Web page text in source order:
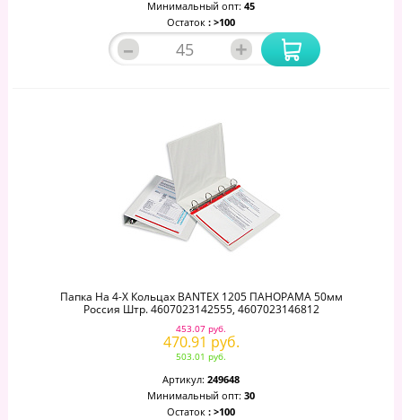
Минимальный опт: 45
Остаток : >100
– +
Папка На 4-Х Кольцах BANTEX 1205 ПАНОРАМА 50мм
Россия Штр. 4607023142555, 4607023146812
453.07 руб.
470.91 руб.
503.01 руб.
Артикул: 249648
Минимальный опт: 30
Остаток : >100